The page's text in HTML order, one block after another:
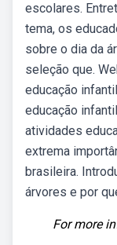
escolares.
tema, os
sobre o dia da
seleção que.
educação
educação
atividades
extrema
brasileira.
árvores e por
For more